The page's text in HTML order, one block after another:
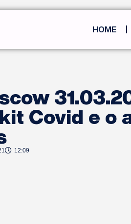
HOME
Covid e o
12:09